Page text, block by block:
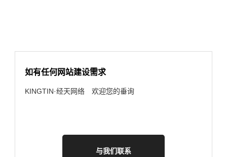
如有任何网站建设需求
KINGTIN·经天网络 欢迎您的垂询
与我们联系